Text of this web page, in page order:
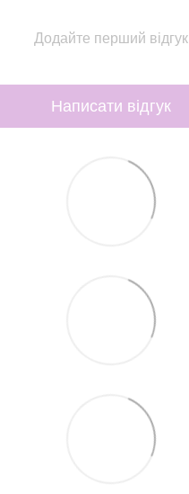
Додайте перший відгук
Написати відгук